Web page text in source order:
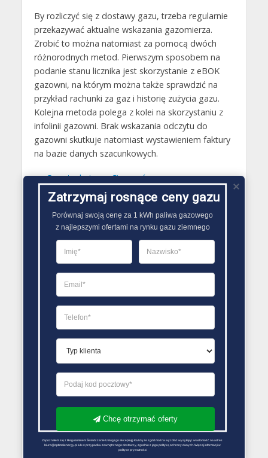
By rozliczyć się z dostawy gazu, trzeba regularnie
przekazywać aktualne wskazania gazomierza.
Zrobić to można natomiast za pomocą dwóch
różnorodnych metod. Pierwszym sposobem na
podanie stanu licznika jest skorzystanie z eBOK
gazowni, na którym można także sprawdzić na
przykład rachunki za gaz i historię zużycia gazu.
Kolejna metoda polega z kolei na skorzystaniu z
infolinii gazowni. Brak wskazania odczytu do
gazowni skutkuje natomiast wystawieniem faktury
na bazie danych szacunkowych.
Gazy techniczne Cieszanów
Butle gazowe Cieszanów
Gaz płynny Cieszanów
Dostawcy gazu Cieszanów
PORÓWNYWARKA OFERT GAZU
Zatrzymaj rosnące ceny gazu
Porównaj swoją cenę za 1 kWh paliwa gazowego
z najlepszymi ofertami na rynku gazu ziemnego
Chcę otrzymać oferty
Zapoznałem się z Regulaminem Świadczenie Usług i go akceptuję Każdą ze zgód można wycofać wysyłając wiadomość na adres
biuro@optimalenergy.pl lub w przypadku zewnętrznego dostawcy, zgodnie z jego polityką ochrony danych. Więcej informacji w
polityce prywatności